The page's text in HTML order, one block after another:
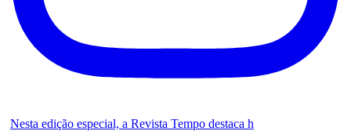
Nesta edição especial, a Revista Tempo destaca h